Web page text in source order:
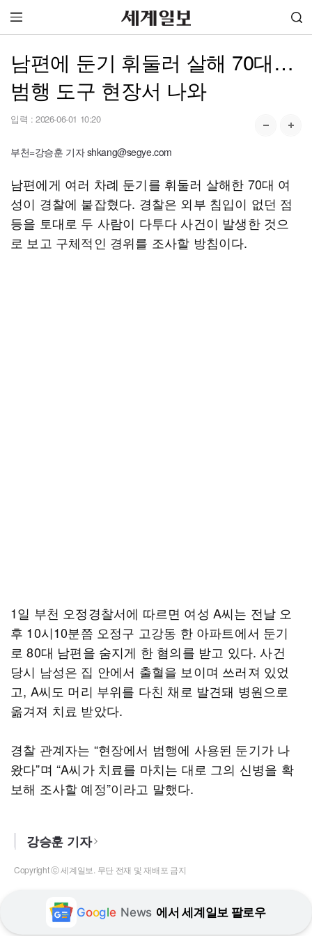
남편에 둔기 휘둘러 살해 70대…
범행 도구 현장서 나와
입력 : 2026-06-01 10:20
부천=강승훈 기자 shkang@segye.com
남편에게 여러 차례 둔기를 휘둘러 살해한 70대 여
성이 경찰에 붙잡혔다. 경찰은 외부 침입이 없던 점
등을 토대로 두 사람이 다투다 사건이 발생한 것으
로 보고 구체적인 경위를 조사할 방침이다.
1일 부천 오정경찰서에 따르면 여성 A씨는 전날 오
후 10시10분쯤 오정구 고강동 한 아파트에서 둔기
로 80대 남편을 숨지게 한 혐의를 받고 있다. 사건
당시 남성은 집 안에서 출혈을 보이며 쓰러져 있었
고, A씨도 머리 부위를 다친 채로 발견돼 병원으로
옮겨져 치료 받았다.
경찰 관계자는 “현장에서 범행에 사용된 둔기가 나
왔다”며 “A씨가 치료를 마치는 대로 그의 신병을 확
보해 조사할 예정”이라고 말했다.
강승훈 기자
Copyright ⓒ 세계일보. 무단 전재 및 재배포 금지
Google News 에서 세계일보 팔로우